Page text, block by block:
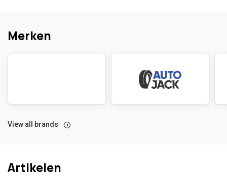
Merken
View all brands
Artikelen